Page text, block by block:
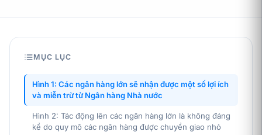
MỤC LỤC
Hình 1: Các ngân hàng lớn sẽ nhận được một số lợi ích
và miễn trừ từ Ngân hàng Nhà nước
Hình 2: Tác động lên các ngân hàng lớn là không đáng
kể do quy mô các ngân hàng được chuyển giao nhỏ